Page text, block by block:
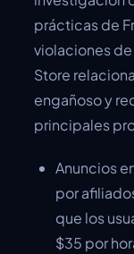
prácticas de
violaciones
Store
engañoso y
principales
Anuncios
por
que los
$35 por